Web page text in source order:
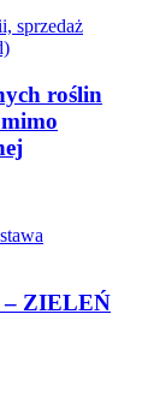
roślin
– ZIELEŃ